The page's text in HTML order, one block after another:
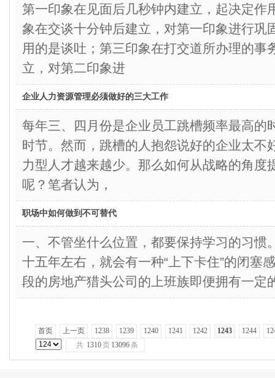
第一印象在见面后几秒钟内建立，起决定作
象在交谈十分钟后建立，对第一印象进行巩
用的是谈吐；第三印象在打交道所办理的事
立，对第二印象进
企业人力资源管理必须做好的三大工作
每年三、四月份是企业员工跳槽频率最高的
时节。然而，跳槽的人抱怨说好的企业太不
力型人才越来越少。那么如何从战略的角度
呢？笔者认为，
职场中如何做到不可替代
一、不管坐什么位置，都要保持学习的习惯
十五年左右，就会有一种“上下卡住”的闭塞
段的房地产猎头公司的上班族即便拥有一定
首页 上一页 1238 1239 1240 1241 1242 1243 1244
共 1310页 13096条